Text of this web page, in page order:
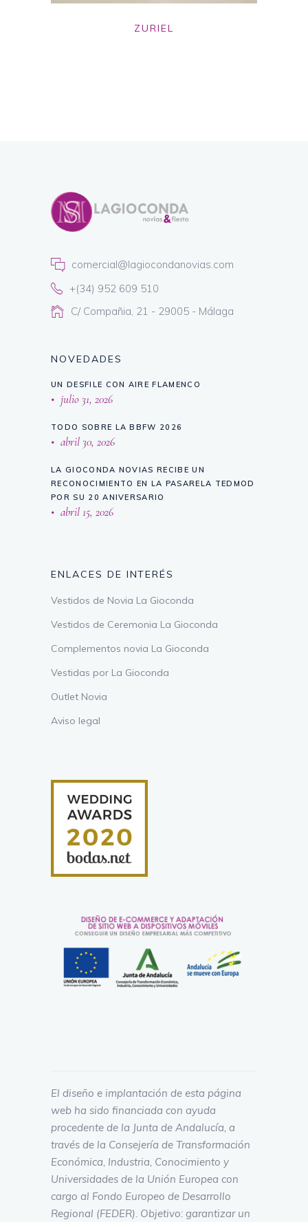
ZURIEL
comercial@lagiocondanovias.com
+(34) 952 609 510
C/ Compañia, 21 - 29005 - Málaga
NOVEDADES
UN DESFILE CON AIRE FLAMENCO
julio 31, 2026
TODO SOBRE LA BBFW 2026
abril 30, 2026
LA GIOCONDA NOVIAS RECIBE UN
RECONOCIMIENTO EN LA PASARELA TEDMOD
POR SU 20 ANIVERSARIO
abril 15, 2026
ENLACES DE INTERÉS
Vestidos de Novia La Gioconda
Vestidos de Ceremonia La Gioconda
Complementos novia La Gioconda
Vestidas por La Gioconda
Outlet Novia
Aviso legal
El diseño e implantación de esta página
web ha sido financiada con ayuda
procedente de la Junta de Andalucía, a
través de la Consejería de Transformación
Económica, Industria, Conocimiento y
Universidades de la Unión Europea con
cargo al Fondo Europeo de Desarrollo
Regional (FEDER). Objetivo: garantizar un